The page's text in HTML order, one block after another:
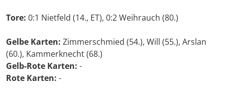
Tore: 0:1 Nietfeld (14., ET), 0:2 Weihrauch (80.)
Gelbe Karten: Zimmerschmied (54.), Will (55.), Arslan
(60.), Kammerknecht (68.)
Gelb-Rote Karten: -
Rote Karten: -